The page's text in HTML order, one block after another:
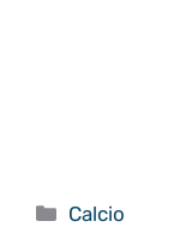
Categorie
Calcio